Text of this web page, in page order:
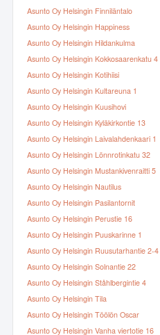
Asunto Oy Helsingin Finniläntalo
Asunto Oy Helsingin Happiness
Asunto Oy Helsingin Hildankulma
Asunto Oy Helsingin Kokkosaarenkatu 4
Asunto Oy Helsingin Kotihiisi
Asunto Oy Helsingin Kultareuna 1
Asunto Oy Helsingin Kuusihovi
Asunto Oy Helsingin Kyläkirkontie 13
Asunto Oy Helsingin Laivalahdenkaari 1
Asunto Oy Helsingin Lönnrotinkatu 32
Asunto Oy Helsingin Mustankivenraitti 5
Asunto Oy Helsingin Nautilus
Asunto Oy Helsingin Pasilantornit
Asunto Oy Helsingin Perustie 16
Asunto Oy Helsingin Puuskarinne 1
Asunto Oy Helsingin Ruusutarhantie 2-4
Asunto Oy Helsingin Solnantie 22
Asunto Oy Helsingin Ståhlbergintie 4
Asunto Oy Helsingin Tila
Asunto Oy Helsingin Töölön Oscar
Asunto Oy Helsingin Vanha viertotie 16